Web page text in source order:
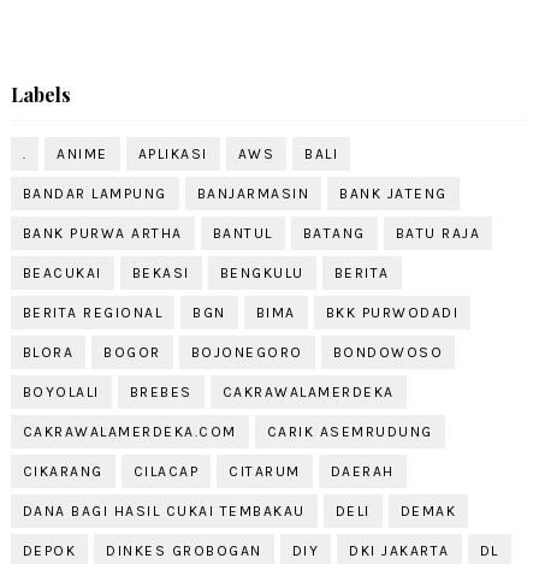
Labels
. ANIME APLIKASI AWS BALI
BANDAR LAMPUNG BANJARMASIN BANK JATENG
BANK PURWA ARTHA BANTUL BATANG BATU RAJA
BEACUKAI BEKASI BENGKULU BERITA
BERITA REGIONAL BGN BIMA BKK PURWODADI
BLORA BOGOR BOJONEGORO BONDOWOSO
BOYOLALI BREBES CAKRAWALAMERDEKA
CAKRAWALAMERDEKA.COM CARIK ASEMRUDUNG
CIKARANG CILACAP CITARUM DAERAH
DANA BAGI HASIL CUKAI TEMBAKAU DELI DEMAK
DEPOK DINKES GROBOGAN DIY DKI JAKARTA DL